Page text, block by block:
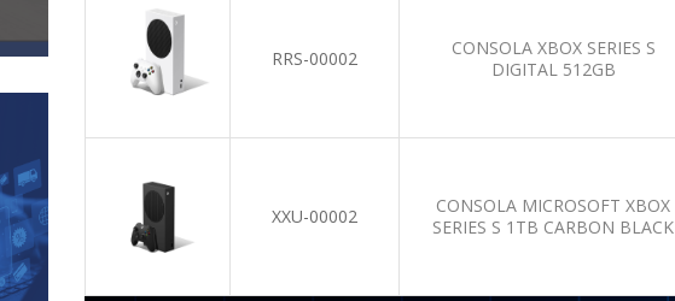
RRS-00002
CONSOLA XBOX SERIES S
DIGITAL 512GB
XXU-00002
CONSOLA MICROSOFT XBOX
SERIES S 1TB CARBON BLACK